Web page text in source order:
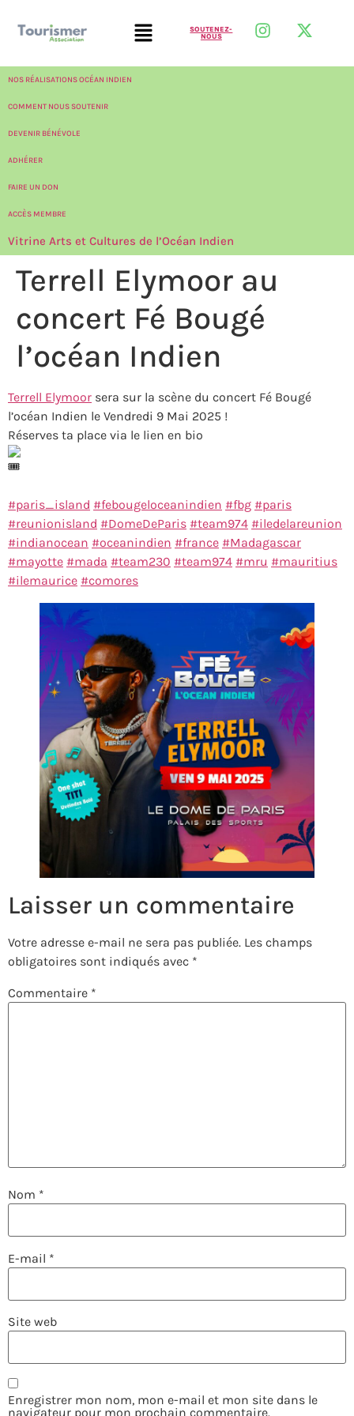
SOUTENEZ-
NOUS
NOS RÉALISATIONS OCÉAN INDIEN
COMMENT NOUS SOUTENIR
DEVENIR BÉNÉVOLE
ADHÉRER
FAIRE UN DON
ACCÈS MEMBRE
Vitrine Arts et Cultures de l’Océan Indien
Terrell Elymoor au
concert Fé Bougé
l’océan Indien
Terrell Elymoor sera sur la scène du concert Fé Bougé
l’océan Indien le Vendredi 9 Mai 2025 !
Réserves ta place via le lien en bio
#paris_island #febougeloceanindien #fbg #paris
#reunionisland #DomeDeParis #team974 #iledelareunion
#indianocean #oceanindien #france #Madagascar
#mayotte #mada #team230 #team974 #mru #mauritius
#ilemaurice #comores
Laisser un commentaire
Votre adresse e-mail ne sera pas publiée. Les champs
obligatoires sont indiqués avec *
Commentaire *
Nom *
E-mail *
Site web
Enregistrer mon nom, mon e-mail et mon site dans le
navigateur pour mon prochain commentaire.